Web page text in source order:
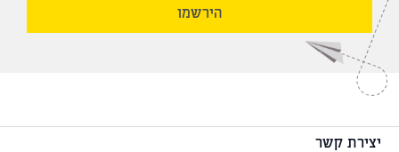
הירשמו
יצירת קשר